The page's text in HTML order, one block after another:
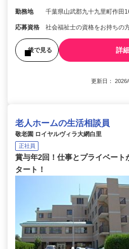
勤務地 千葉県山武郡九十九里町作田
応募資格 社会福祉士の資格をお持ちの
後で見る 詳
更新日：
老人ホームの生活相談員
敬老園 ロイヤルヴィラ大網白里
正社員
賞与年2回！仕事とプライベート
タート！